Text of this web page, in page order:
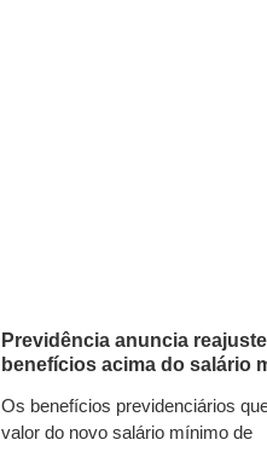
Previdência anuncia
benefícios acima do salário
Os benefícios previdenciários
valor do novo salário mínimo de